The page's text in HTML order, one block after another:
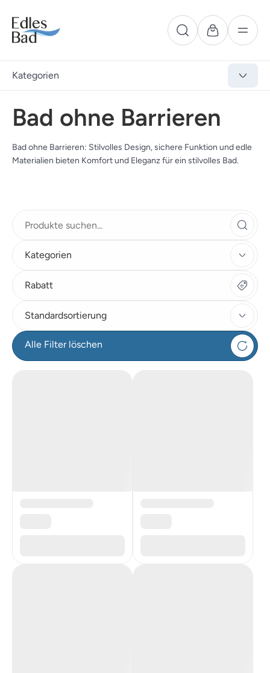
Kategorien
Bad ohne Barrieren
Bad ohne Barrieren: Stilvolles Design, sichere Funktion und edle
Materialien bieten Komfort und Eleganz für ein stilvolles Bad.
Kategorien
Rabatt
Standardsortierung
Alle Filter löschen